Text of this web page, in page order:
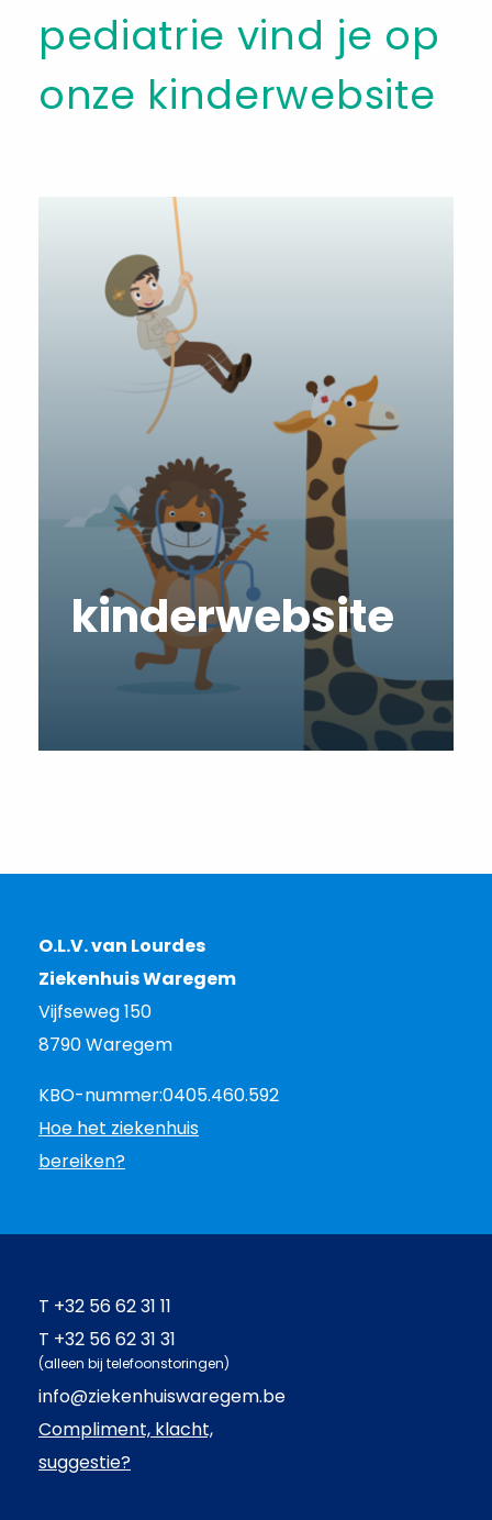
pediatrie vind je op
onze kinderwebsite
kinderwebsite
O.L.V. van Lourdes
Ziekenhuis Waregem
Vijfseweg 150
8790 Waregem
KBO-nummer:0405.460.592
Hoe het ziekenhuis
bereiken?
T +32 56 62 31 11
T +32 56 62 31 31
(alleen bij telefoonstoringen)
info@ziekenhuiswaregem.be
Compliment, klacht,
suggestie?